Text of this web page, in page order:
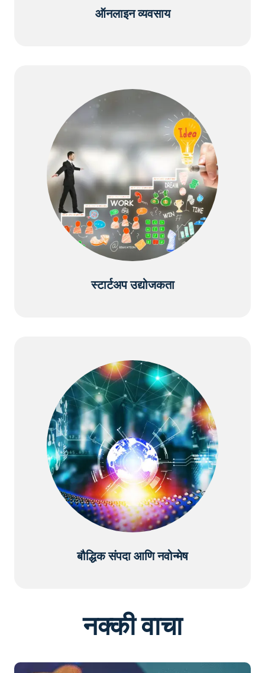
ऑनलाइन व्यवसाय
स्टार्टअप उद्योजकता
बौद्धिक संपदा आणि नवोन्मेष
नक्की वाचा